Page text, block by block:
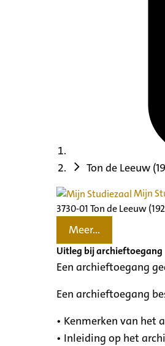
Ton de Leeuw
Mijn
3730-01 Ton de Leeuw
Meer...
Uitleg bij archieftoegang
Een archieftoegang
Een archieftoegang
• Kenmerken van het
• Inleiding op het